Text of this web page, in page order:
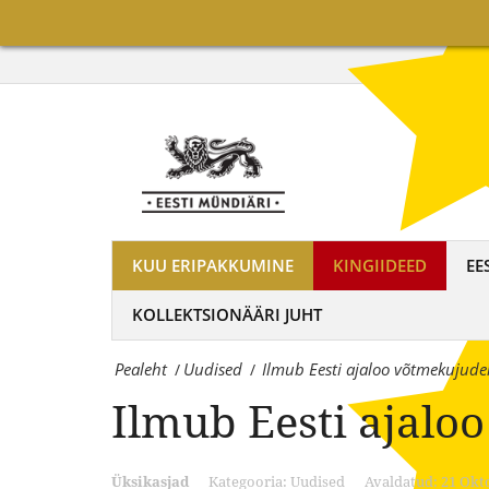
võtmekujudele
pühendatud
medalite
sari
OÜ
Eesti
on
KUU ERIPAKKUMINE KINGIIDEED
KOLLEKTSIONÄÄRI JUHT
Pealeht / Uudised / Ilmub Eesti ajaloo
Ilmub Eesti
Üksikasjad Kategooria: Uudised Avaldatud: 21
Mündiäri
maailma
tuntumate
kollektsioonimüntide
ja